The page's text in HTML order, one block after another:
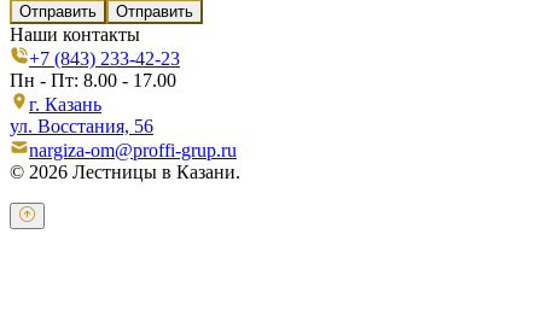
Отправить
Наши контакты
+7 (843) 233-42-23
Пн - Пт: 8.00 - 17.00
г. Казань
ул. Восстания, 56
nargiza-om@proffi-grup.ru
© 2026 Лестницы в Казани.